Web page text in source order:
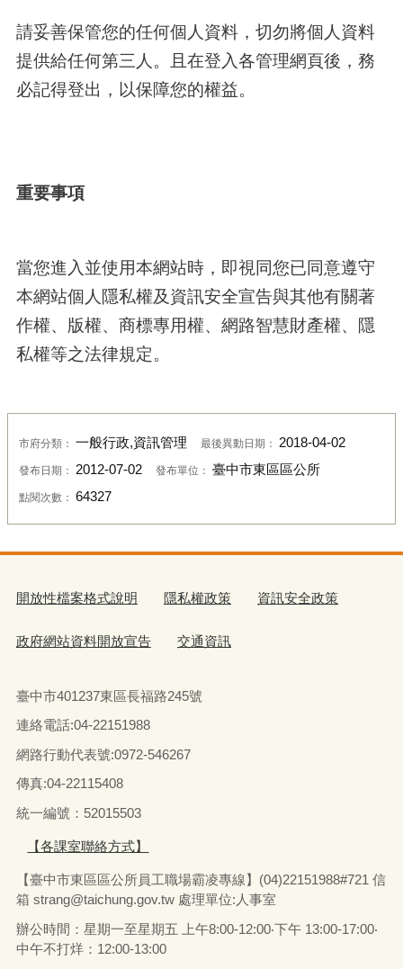
請妥善保管您的任何個人資料，切勿將個人資料
提供給任何第三人。且在登入各管理網頁後，務
必記得登出，以保障您的權益。
重要事項
當您進入並使用本網站時，即視同您已同意遵守
本網站個人隱私權及資訊安全宣告與其他有關著
作權、版權、商標專用權、網路智慧財產權、隱
私權等之法律規定。
市府分類： 一般行政,資訊管理 最後異動日期： 2018-04-02
發布日期： 2012-07-02 發布單位： 臺中市東區區公所
點閱次數： 64327
開放性檔案格式說明 隱私權政策 資訊安全政策
政府網站資料開放宣告 交通資訊
臺中市401237東區長福路245號
連絡電話:04-22151988
網路行動代表號:0972-546267
傳真:04-22115408
統一編號：52015503
【各課室聯絡方式】
【臺中市東區區公所員工職場霸凌專線】(04)22151988#721 信
箱 strang@taichung.gov.tw處理單位:人事室
辦公時間：星期一至星期五 上午8:00-12:00‧下午 13:00-17:00‧
中午不打烊：12:00-13:00